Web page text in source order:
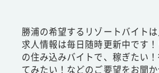
勝浦の希望するリゾートバイト
求人情報は毎日随時更新中です
の住み込みバイトで、稼ぎたい
てみたい！などのご要望をお聞